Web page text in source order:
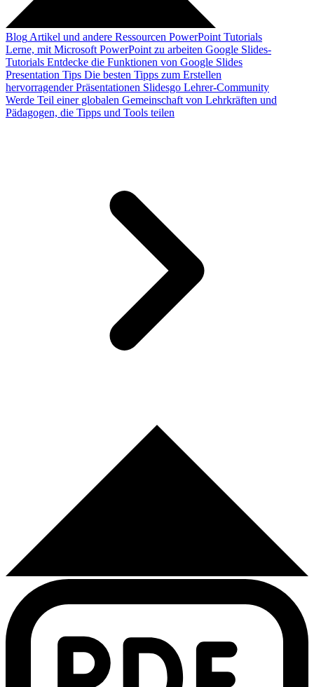
Blog Artikel und andere Ressourcen PowerPoint Tutorials
Lerne, mit Microsoft PowerPoint zu arbeiten Google Slides-
Tutorials Entdecke die Funktionen von Google Slides
Presentation Tips Die besten Tipps zum Erstellen
hervorragender Präsentationen Slidesgo Lehrer-Community
Werde Teil einer globalen Gemeinschaft von Lehrkräften und
Pädagogen, die Tipps und Tools teilen